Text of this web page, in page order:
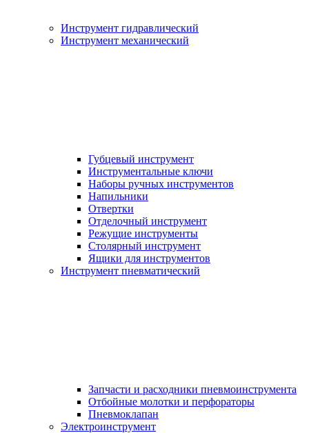
Инструмент гидравлический
Инструмент механический
Губцевый инструмент
Инструментальные ключи
Наборы ручных инструментов
Напильники
Отвертки
Отделочный инструмент
Режущие инструменты
Столярный инструмент
Ящики для инструментов
Инструмент пневматический
Запчасти и расходники пневмоинструмента
Отбойные молотки и перфораторы
Пневмоклапан
Электроинструмент